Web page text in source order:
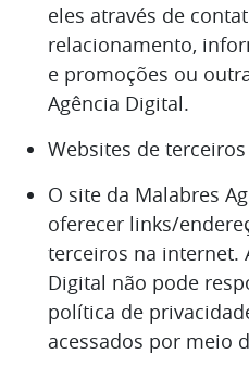
eles através de
relacionamento,
e promoções ou
Agência Digital.
Websites de terceiros
O site da Malabres
oferecer links/
terceiros na internet.
Digital não pode
política de
acessados por meio